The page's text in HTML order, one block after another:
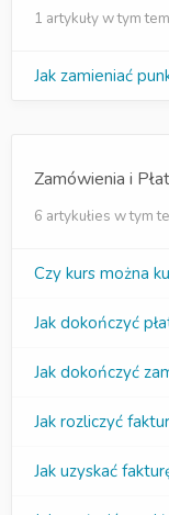
1 artykuły w tym
Jak zamieniać
Zamówienia i
6 artykułies w tym
Czy kurs można
Jak dokończyć
Jak dokończyć
Jak rozliczyć
Jak uzyskać